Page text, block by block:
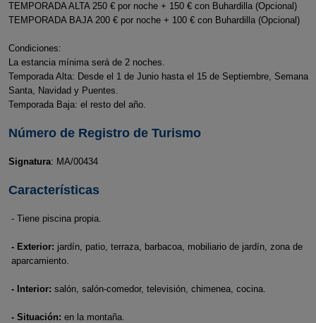
TEMPORADA ALTA 250 € por noche + 150 € con Buhardilla (Opcional)
TEMPORADA BAJA 200 € por noche + 100 € con Buhardilla (Opcional)
Condiciones:
La estancia mínima será de 2 noches.
Temporada Alta: Desde el 1 de Junio hasta el 15 de Septiembre, Semana
Santa, Navidad y Puentes.
Temporada Baja: el resto del año.
Número de Registro de Turismo
Signatura: MA/00434
Características
- Tiene piscina propia.
- Exterior: jardín, patio, terraza, barbacoa, mobiliario de jardín, zona de
aparcamiento.
- Interior: salón, salón-comedor, televisión, chimenea, cocina.
- Situación: en la montaña.